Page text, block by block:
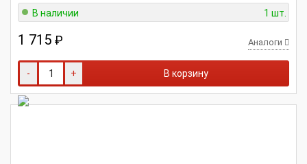
В наличии 1 шт.
1 715 ₽ Аналоги
- + В корзину